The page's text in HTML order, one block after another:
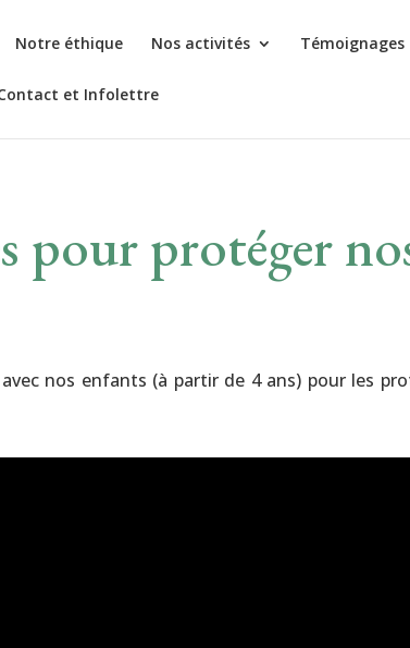
Notre éthique Nos activités Témoignages
et Infolettre
pour protéger
nos enfants (à partir de 4 ans) pour les